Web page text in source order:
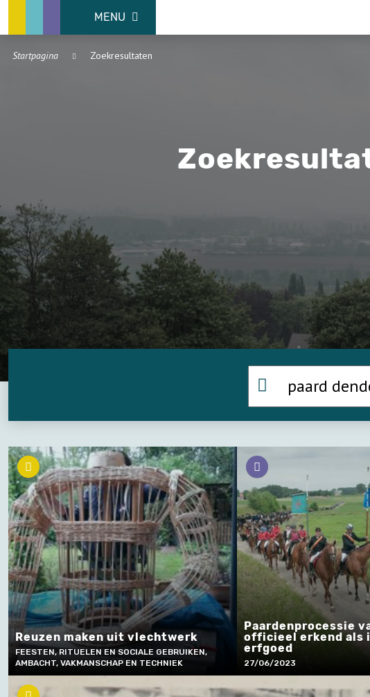
MENU
Startpagina Zoekresultaten
Reuzen maken uit vlechtwerk
FEESTEN, RITUELEN EN SOCIALE GEBRUIKEN,
AMBACHT, VAKMANSCHAP EN TECHNIEK
Paardenprocessie
officieel erkend als
erfgoed
27/06/2023